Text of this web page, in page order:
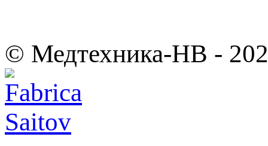
© Медтехника-НВ -